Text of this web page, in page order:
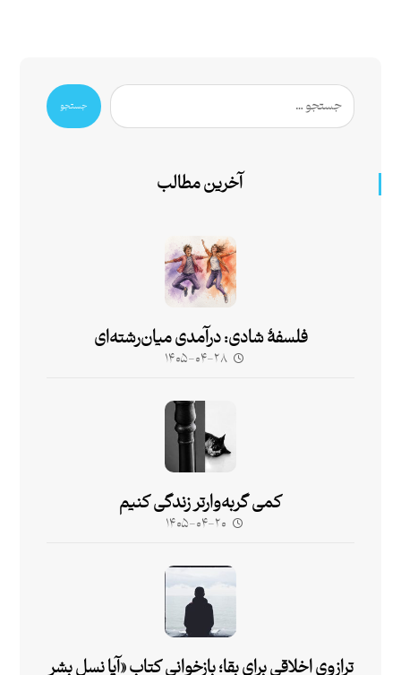
جستجو
آخرین مطالب
فلسفۀ شادی: درآمدی میان‌رشته‌ای
۱۴۰۵-۰۴-۲۸
کمی گربه‌وارتر زندگی کنیم
۱۴۰۵-۰۴-۲۰
ترازوی اخلاقی برای بقا؛ بازخوانی کتاب «آیا نسل بشر